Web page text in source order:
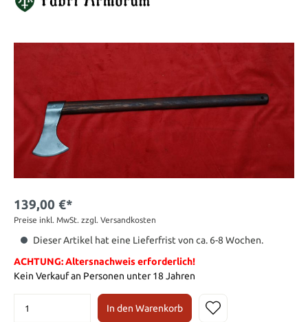
139,00 €*
Preise inkl. MwSt. zzgl. Versandkosten
Dieser Artikel hat eine Lieferfrist von ca. 6-8 Wochen.
ACHTUNG: Altersnachweis erforderlich!
Kein Verkauf an Personen unter 18 Jahren
In den Warenkorb